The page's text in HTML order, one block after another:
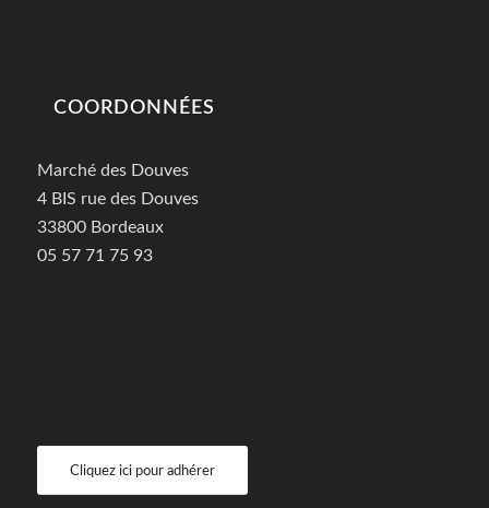
COORDONNÉES
Marché des Douves
4 BIS rue des Douves
33800 Bordeaux
05 57 71 75 93
Cliquez ici pour adhérer